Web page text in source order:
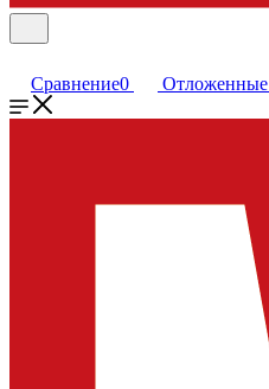
Сравнение0 Отложенные